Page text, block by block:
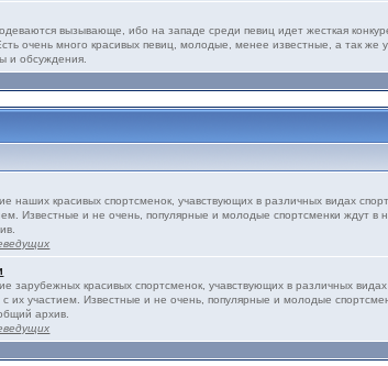
вызывающе, ибо на западе среди певиц идет жесткая
очень много красивых певиц, молодые, менее известные, а так
и обсуждения.
наших красивых спортсменок, учавствующих в различных видах
Известные и не очень, популярные и молодые спортсменки ждут
зарубежных красивых спортсменок, учавствующих в различных
их участием. Известные и не очень, популярные и молодые
архив.